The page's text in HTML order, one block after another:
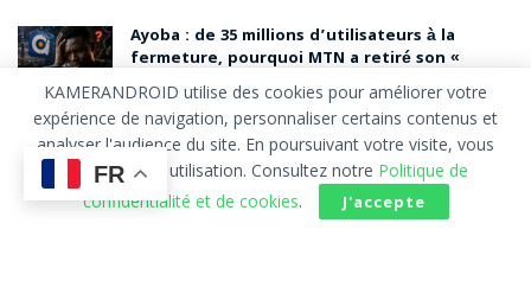
Ayoba : de 35 millions d’utilisateurs à la
fermeture, pourquoi MTN a retiré son «
WhatsApp africain » du Google Play Store
14 JUILLET 2026
TECNO CAMON Slim : 6,39 mm et 5 600 mAh, le
smartphone ultra-fin qui refuse de sacrifier
la batterie
FR
KAMERANDROID utilise des cookies pour améliorer votre
expérience de navigation, personnaliser certains contenus et
analyser l'audience du site. En poursuivant votre visite, vous
acceptez leur utilisation. Consultez notre Politique de
confidentialité et de cookies. J'accepte